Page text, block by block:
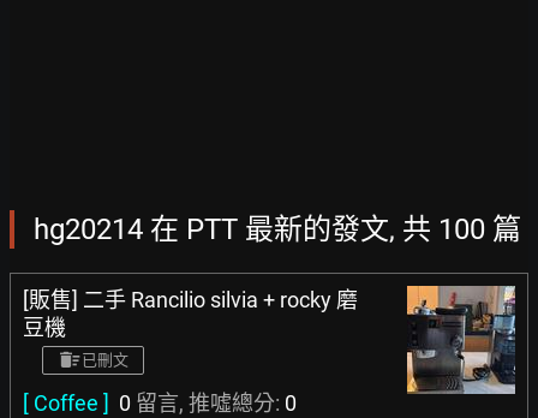
hg20214 在 PTT 最新的發文, 共 100 篇
[販售] 二手 Rancilio silvia + rocky 磨
豆機
已刪文
[ Coffee ] 0 留言, 推噓總分: 0